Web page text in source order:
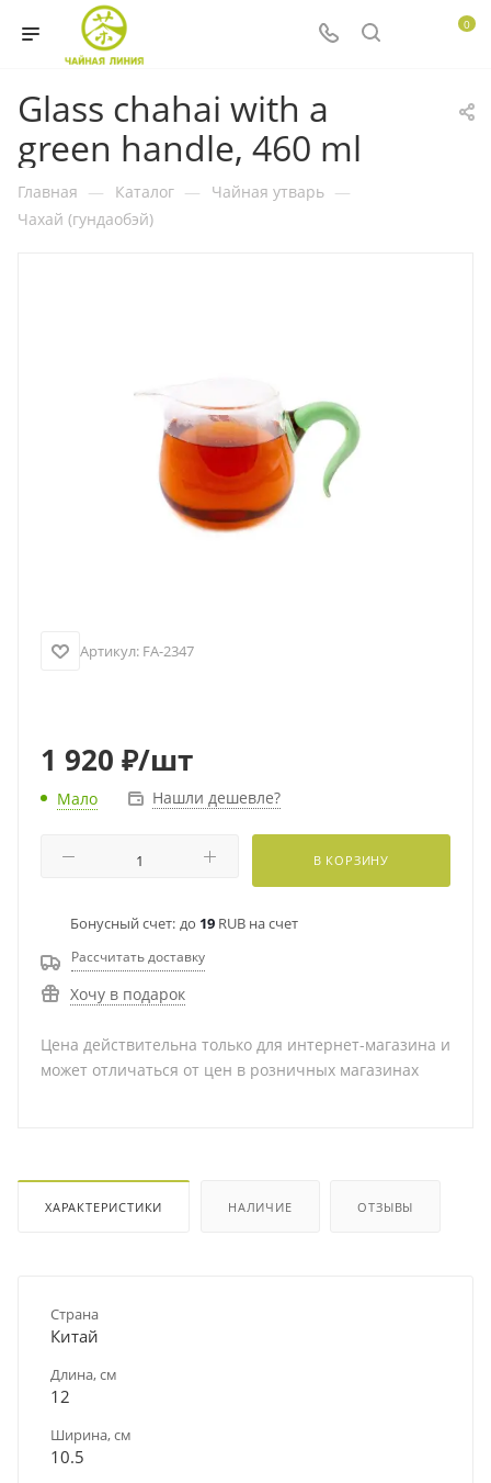
0
Glass chahai with a
green handle, 460 ml
Главная — Каталог — Чайная утварь —
Чахай (гундаобэй)
Артикул: FA-2347
1 920 ₽/шт
Мало Нашли дешевле?
В КОРЗИНУ
Бонусный счет: до 19 RUB на счет
Рассчитать доставку
Хочу в подарок
Цена действительна только для интернет-магазина и
может отличаться от цен в розничных магазинах
ХАРАКТЕРИСТИКИ НАЛИЧИЕ ОТЗЫВЫ
Страна
Китай
Длина, см
12
Ширина, см
10.5